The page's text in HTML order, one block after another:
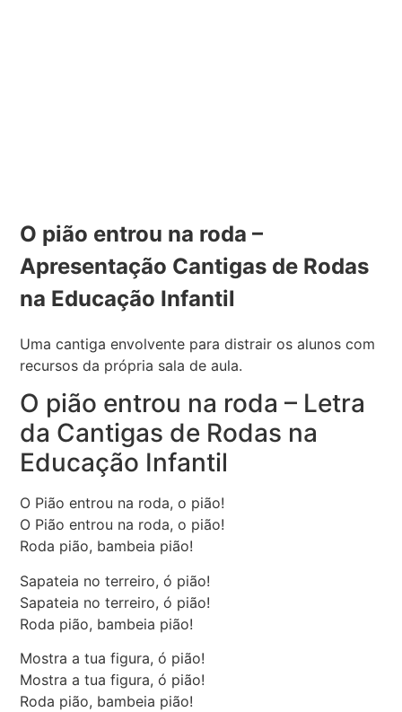
O pião entrou na roda –
Apresentação Cantigas de Rodas
na Educação Infantil
Uma cantiga envolvente para distrair os alunos com
recursos da própria sala de aula.
O pião entrou na roda – Letra
da Cantigas de Rodas na
Educação Infantil
O Pião entrou na roda, o pião!
O Pião entrou na roda, o pião!
Roda pião, bambeia pião!
Sapateia no terreiro, ó pião!
Sapateia no terreiro, ó pião!
Roda pião, bambeia pião!
Mostra a tua figura, ó pião!
Mostra a tua figura, ó pião!
Roda pião, bambeia pião!